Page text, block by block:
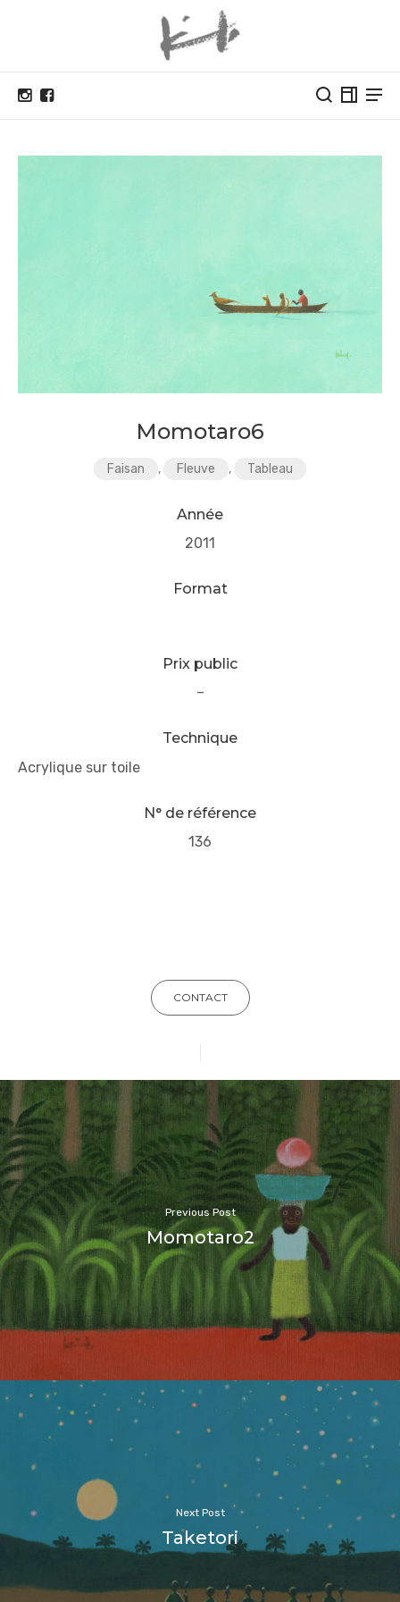
Momotaro6
Faisan , Fleuve , Tableau
Année
2011
Format
Prix public
–
Technique
Acrylique sur toile
N° de référence
136
CONTACT
Previous Post
Momotaro2
Next Post
Taketori